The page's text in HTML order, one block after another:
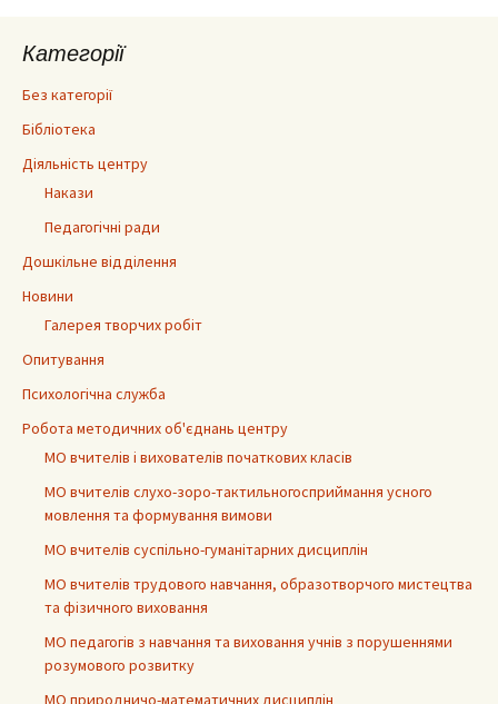
Категорії
Без категорії
Бібліотека
Діяльність центру
Накази
Педагогічні ради
Дошкільне відділення
Новини
Галерея творчих робіт
Опитування
Психологічна служба
Робота методичних об'єднань центру
МО вчителів і вихователів початкових класів
МО вчителів слухо-зоро-тактильногосприймання усного
мовлення та формування вимови
МО вчителів суспільно-гуманітарних дисциплін
МО вчителів трудового навчання, образотворчого мистецтва
та фізичного виховання
МО педагогів з навчання та виховання учнів з порушеннями
розумового розвитку
МО природничо-математичних дисциплін